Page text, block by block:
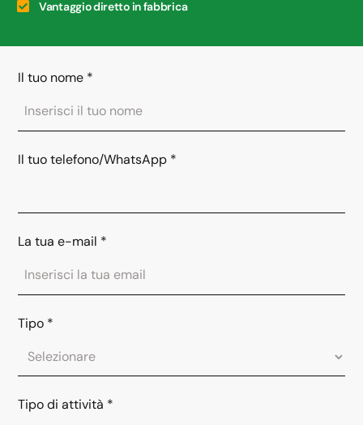
Vantaggio diretto in fabbrica
Il tuo nome *
Il tuo telefono/WhatsApp *
La tua e-mail *
Tipo *
Tipo di attività *